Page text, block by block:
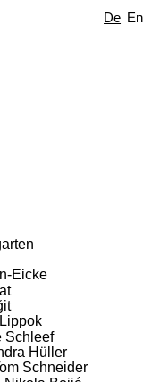
De En
Eicke
Schleef
Hüller
Schneider